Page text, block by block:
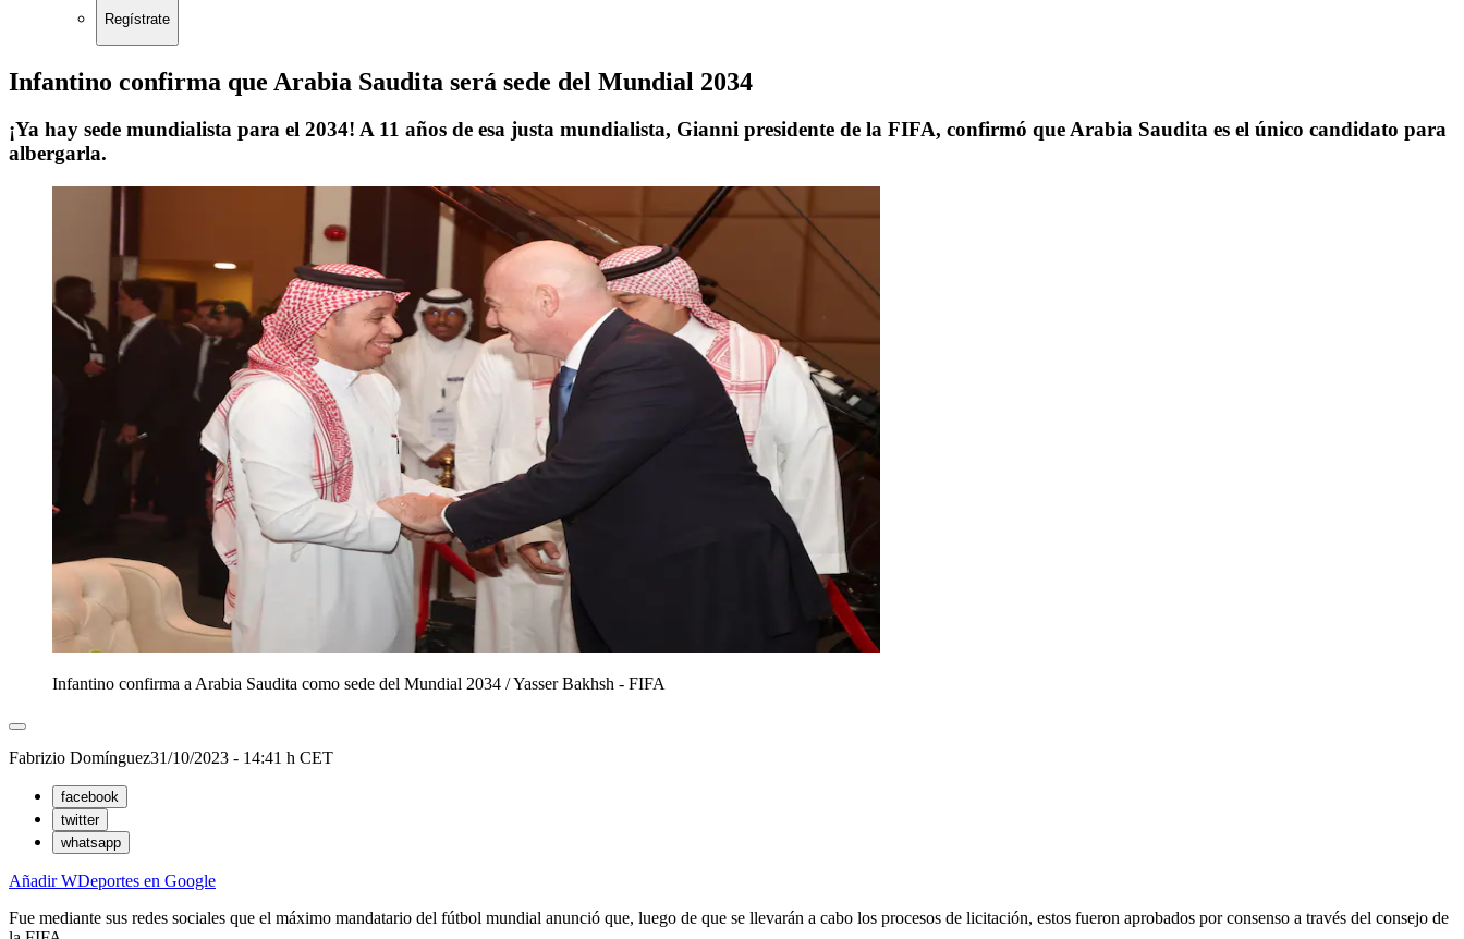
Regístrate
Infantino confirma que Arabia Saudita será sede del Mundial 2034
¡Ya hay sede mundialista para el 2034! A 11 años de esa justa mundialista, Gianni presidente de la FIFA, confirmó que Arabia Saudita es el único candidato para
albergarla.
Infantino confirma a Arabia Saudita como sede del Mundial 2034 /Yasser Bakhsh - FIFA
Fabrizio Domínguez31/10/2023 - 14:41 h CET
facebook
twitter
whatsapp
Añadir WDeportes en Google
Fue mediante sus redes sociales que el máximo mandatario del fútbol mundial anunció que, luego de que se llevarán a cabo los procesos de licitación, estos fueron aprobados por consenso a través del consejo de